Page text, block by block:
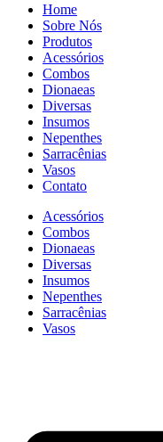
Home
Sobre Nós
Produtos
Acessórios
Combos
Dionaeas
Diversas
Insumos
Nepenthes
Sarracênias
Vasos
Contato
Acessórios
Combos
Dionaeas
Diversas
Insumos
Nepenthes
Sarracênias
Vasos